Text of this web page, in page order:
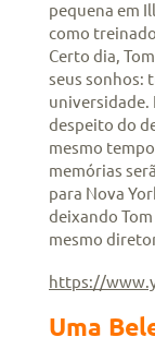
pequena em
como
Certo dia,
seus sonhos:
universidade.
despeito do
mesmo
memórias
para Nova
deixando
mesmo
https://
Uma